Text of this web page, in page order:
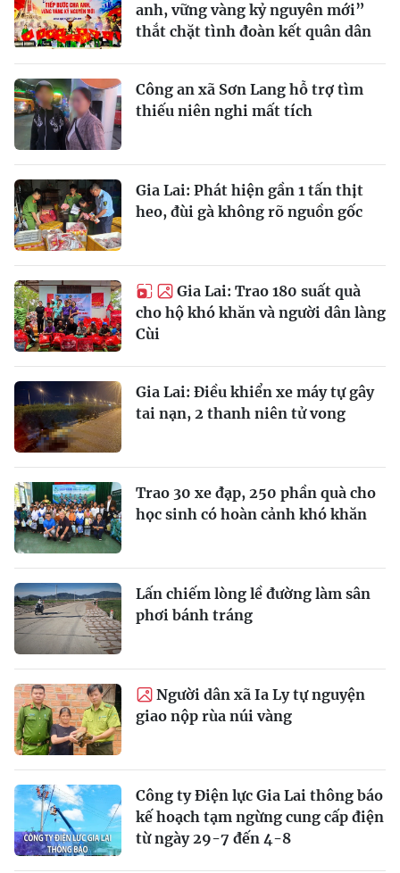
anh, vững vàng kỷ nguyên mới”
thắt chặt tình đoàn kết quân dân
Công an xã Sơn Lang hỗ trợ tìm
thiếu niên nghi mất tích
Gia Lai: Phát hiện gần 1 tấn thịt
heo, đùi gà không rõ nguồn gốc
Gia Lai: Trao 180 suất quà
cho hộ khó khăn và người dân làng
Cùi
Gia Lai: Điều khiển xe máy tự gây
tai nạn, 2 thanh niên tử vong
Trao 30 xe đạp, 250 phần quà cho
học sinh có hoàn cảnh khó khăn
Lấn chiếm lòng lề đường làm sân
phơi bánh tráng
Người dân xã Ia Ly tự nguyện
giao nộp rùa núi vàng
Công ty Điện lực Gia Lai thông báo
kế hoạch tạm ngừng cung cấp điện
từ ngày 29-7 đến 4-8